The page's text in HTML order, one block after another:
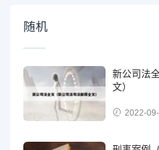
随机
新公司法
文）
2022-